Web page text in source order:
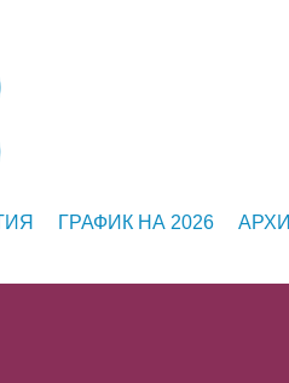
ГРАФИК НА 2026